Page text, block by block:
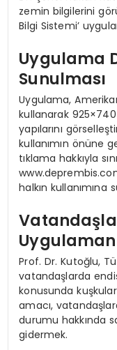
zemin bilgilerini
Bilgi Sistemi’
Uygulama
Sunulması
Uygulama,
kullanarak
yapılarını
kullanımın önüne
tıklama hakkıyla
halkın kullanımına
Prof. Dr. Kutoğlu,
vatandaşlarda
konusunda
amacı,
durumu hakkında
gidermek.